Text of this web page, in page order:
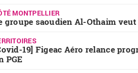
MONTPELLIER
groupe saoudien Al-Othaim
19] Figeac Aéro relance
PGE